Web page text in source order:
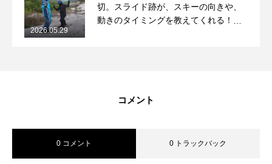
切。スライド跡が、スキーの向きや、
動きのタイミングを教えてくれる！
2026.05.29
コメント
0 コメント 0 トラックバック